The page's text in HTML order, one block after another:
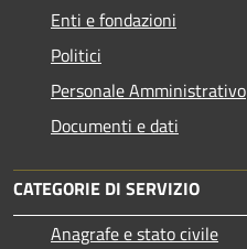
Enti e fondazioni
Politici
Personale Amministrativo
Documenti e dati
CATEGORIE DI SERVIZIO
Anagrafe e stato civile